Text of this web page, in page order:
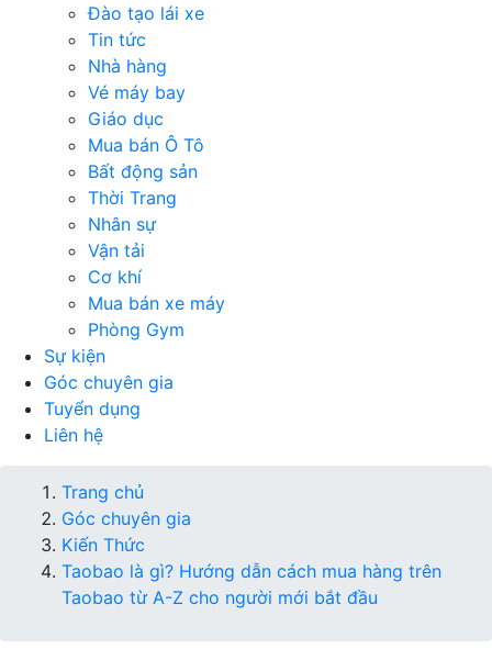
Đào tạo lái xe
Tin tức
Nhà hàng
Vé máy bay
Giáo dục
Mua bán Ô Tô
Bất động sản
Thời Trang
Nhân sự
Vận tải
Cơ khí
Mua bán xe máy
Phòng Gym
Sự kiện
Góc chuyên gia
Tuyển dụng
Liên hệ
Trang chủ
Góc chuyên gia
Kiến Thức
Taobao là gì? Hướng dẫn cách mua hàng trên
Taobao từ A-Z cho người mới bắt đầu